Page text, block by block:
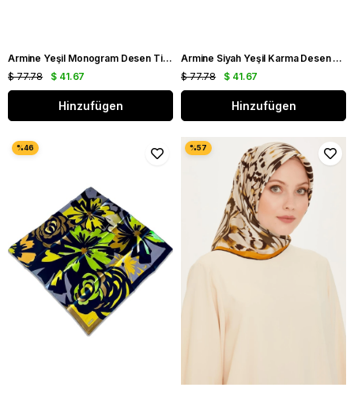
Armine Yeşil Monogram Desen Tivil İpek Eşarp 9178 - 32
$ 41.67
$ 77.78
Hinzufügen
Armine Siyah Yeşil Karma Desen Tivil İpek Eşarp 9170 - 84
$ 41.67
$ 77.78
Hinzufügen